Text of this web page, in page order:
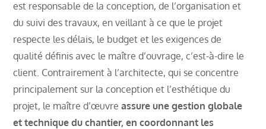
est responsable de la conception, de l’organisation et
du suivi des travaux, en veillant à ce que le projet
respecte les délais, le budget et les exigences de
qualité définis avec le maître d’ouvrage, c’est-à-dire le
client. Contrairement à l’architecte, qui se concentre
principalement sur la conception et l’esthétique du
projet, le maître d’œuvreassure une gestion globale
et technique du chantier, en coordonnant les